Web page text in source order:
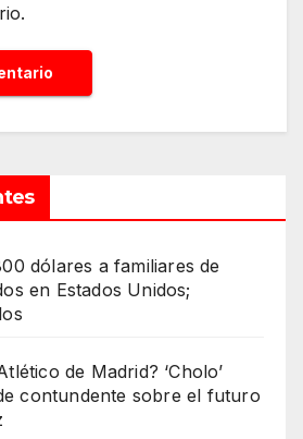
dólares a familiares de
en Estados Unidos;
de Madrid? ‘Cholo’
contundente sobre el futuro